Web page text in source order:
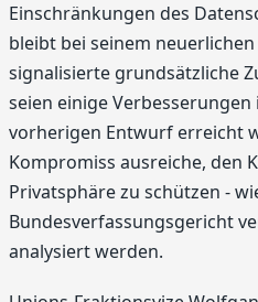
Einschränkungen des
bleibt bei seinem
signalisierte grundsätzliche
seien einige
vorherigen Entwurf erreicht
Kompromiss ausreiche, den
Privatsphäre zu schützen -
Bundesverfassungsgericht
analysiert werden.